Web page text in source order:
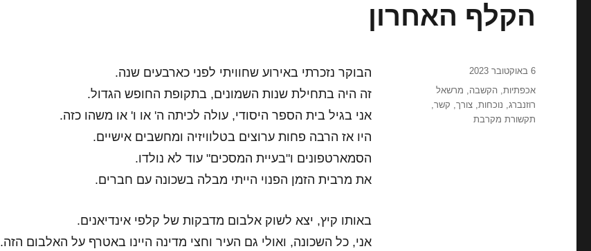
הקלף האחרון
הבוקר נזכרתי באירוע שחוויתי לפני כארבעים שנה.
זה היה בתחילת שנות השמונים, בתקופת החופש הגדול.
אני בגיל בית הספר היסודי, עולה לכיתה ה' או ו' או משהו כזה.
היו אז הרבה פחות ערוצים בטלוויזיה ומחשבים אישיים.
הסמארטפונים ו"בעיית המסכים" עוד לא נולדו.
את מרבית הזמן הפנוי הייתי מבלה בשכונה עם חברים.
באותו קיץ, יצא לשוק אלבום מדבקות של קלפי אינדיאנים.
אני, כל השכונה, ואולי גם העיר וחצי מדינה היינו באטרף על האלבום הזה.
פורסם
6 באוקטובר 2023
תגיות
אכפתיות,הקשבה, מרשאל
רוזנברג, נוכחות,צורך, קשר,
תקשורת מקרבת